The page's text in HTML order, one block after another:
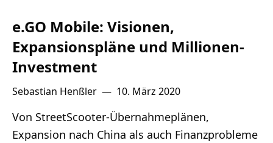
e.GO Mobile: Visionen,
Expansionspläne und Millionen-
Investment
Sebastian Henßler — 10. März 2020
Von StreetScooter-Übernahmeplänen,
Expansion nach China als auch Finanzprobleme